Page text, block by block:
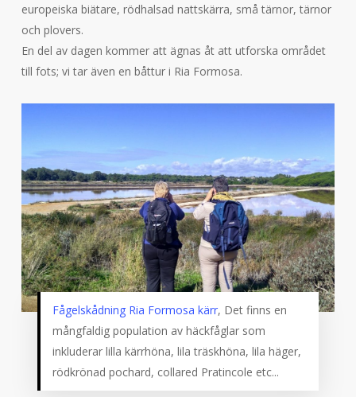
europeiska biätare, rödhalsad nattskärra, små tärnor, tärnor
och plovers.
En del av dagen kommer att ägnas åt att utforska området
till fots; vi tar även en båttur i Ria Formosa.
Fågelskådning Ria Formosa kärr, Det finns en
mångfaldig population av häckfåglar som
inkluderar lilla kärrhöna, lila träskhöna, lila häger,
rödkrönad pochard, collared Pratincole etc...